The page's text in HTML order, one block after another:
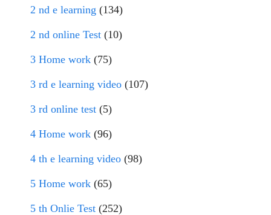
2 nd e learning (134)
2 nd online Test (10)
3 Home work (75)
3 rd e learning video (107)
3 rd online test (5)
4 Home work (96)
4 th e learning video (98)
5 Home work (65)
5 th Onlie Test (252)